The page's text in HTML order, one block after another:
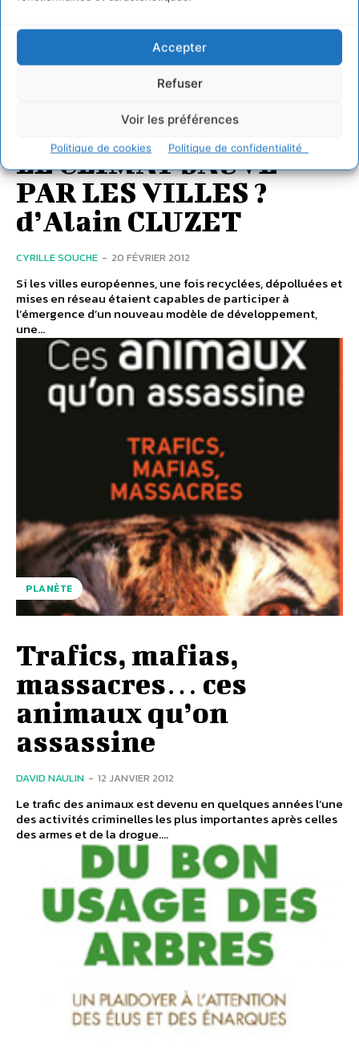
Accepter
Refuser
Voir les préférences
Politique de cookies Politique de confidentialité
LE CLIMAT SAUVE
PAR LES VILLES ?
d’Alain CLUZET
CYRILLE SOUCHE - 20 FÉVRIER 2012
Si les villes européennes, une fois recyclées, dépolluées et
mises en réseau étaient capables de participer à
l’émergence d’un nouveau modèle de développement,
une...
PLANÈTE
Trafics, mafias,
massacres… ces
animaux qu’on
assassine
DAVID NAULIN - 12 JANVIER 2012
Le trafic des animaux est devenu en quelques années l’une
des activités criminelles les plus importantes après celles
des armes et de la drogue....